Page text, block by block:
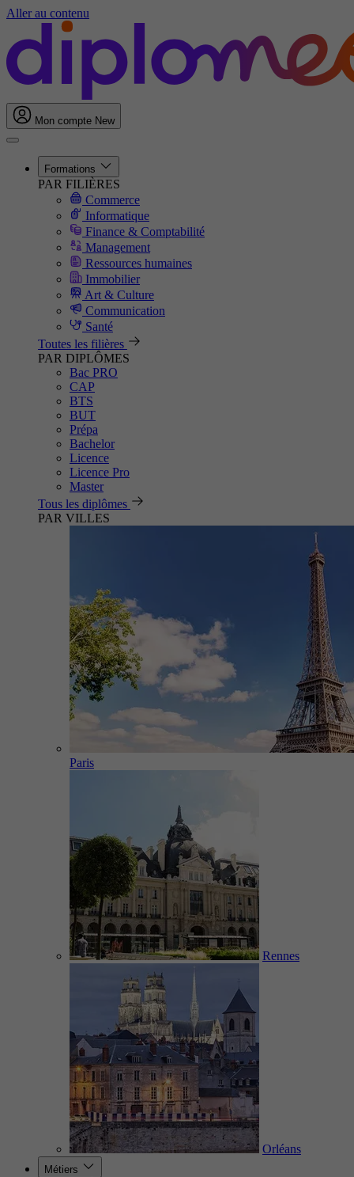
Aller au contenu
Mon compte New
Formations
PAR FILIÈRES
Commerce
Informatique
Finance & Comptabilité
Management
Ressources humaines
Immobilier
Art & Culture
Communication
Santé
Toutes les filières
PAR DIPLÔMES
Bac PRO
CAP
BTS
BUT
Prépa
Bachelor
Licence
Licence Pro
Master
Tous les diplômes
PAR VILLES
Paris
Rennes
Orléans
Métiers